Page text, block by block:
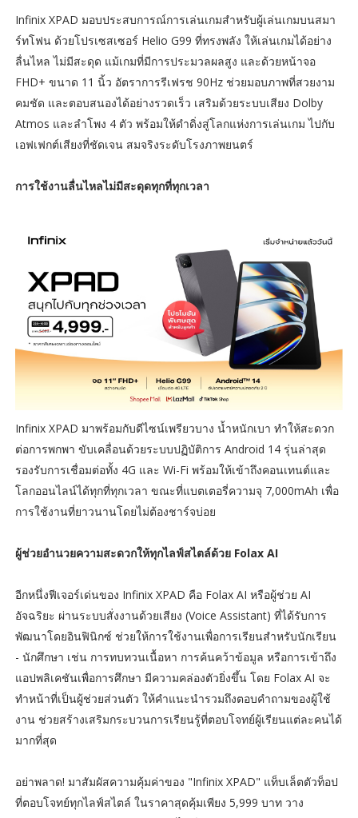
Infinix XPAD มอบประสบการณ์การเล่นเกมสำหรับผู้เล่นเกมบนสมา
ร์ทโฟน ด้วยโปรเซสเซอร์ Helio G99 ที่ทรงพลัง ให้เล่นเกมได้อย่าง
ลื่นไหล ไม่มีสะดุด แม้เกมที่มีการประมวลผลสูง และด้วยหน้าจอ
FHD+ ขนาด 11 นิ้ว อัตราการรีเฟรช 90Hz ช่วยมอบภาพที่สวยงาม
คมชัด และตอบสนองได้อย่างรวดเร็ว เสริมด้วยระบบเสียง Dolby
Atmos และลำโพง 4 ตัว พร้อมให้ดำดิ่งสู่โลกแห่งการเล่นเกม ไปกับ
เอฟเฟกต์เสียงที่ชัดเจน สมจริงระดับโรงภาพยนตร์
การใช้งานลื่นไหลไม่มีสะดุดทุกที่ทุกเวลา
Infinix XPAD มาพร้อมกับดีไซน์เพรียวบาง น้ำหนักเบา ทำให้สะดวก
ต่อการพกพา ขับเคลื่อนด้วยระบบปฏิบัติการ Android 14 รุ่นล่าสุด
รองรับการเชื่อมต่อทั้ง 4G และ Wi-Fi พร้อมให้เข้าถึงคอนเทนต์และ
โลกออนไลน์ได้ทุกที่ทุกเวลา ขณะที่แบตเตอรี่ความจุ 7,000mAh เพื่อ
การใช้งานที่ยาวนานโดยไม่ต้องชาร์จบ่อย
ผู้ช่วยอำนวยความสะดวกให้ทุกไลฟ์สไตล์ด้วย Folax AI
อีกหนึ่งฟีเจอร์เด่นของ Infinix XPAD คือ Folax AI หรือผู้ช่วย AI
อัจฉริยะ ผ่านระบบสั่งงานด้วยเสียง (Voice Assistant) ที่ได้รับการ
พัฒนาโดยอินฟินิกซ์ ช่วยให้การใช้งานเพื่อการเรียนสำหรับนักเรียน
- นักศึกษา เช่น การทบทวนเนื้อหา การค้นคว้าข้อมูล หรือการเข้าถึง
แอปพลิเคชันเพื่อการศึกษา มีความคล่องตัวยิ่งขึ้น โดย Folax AI จะ
ทำหน้าที่เป็นผู้ช่วยส่วนตัว ให้คำแนะนำรวมถึงตอบคำถามของผู้ใช้
งาน ช่วยสร้างเสริมกระบวนการเรียนรู้ที่ตอบโจทย์ผู้เรียนแต่ละคนได้
มากที่สุด
อย่าพลาด! มาสัมผัสความคุ้มค่าของ "Infinix XPAD" แท็บเล็ตตัวท็อป
ที่ตอบโจทย์ทุกไลฟ์สไตล์ ในราคาสุดคุ้มเพียง 5,999 บาท วาง